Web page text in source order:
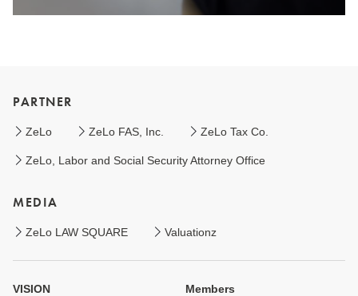
PARTNER
ZeLo ZeLo FAS, Inc. ZeLo Tax Co.
ZeLo, Labor and Social Security Attorney Office
MEDIA
ZeLo LAW SQUARE Valuationz
VISION Members